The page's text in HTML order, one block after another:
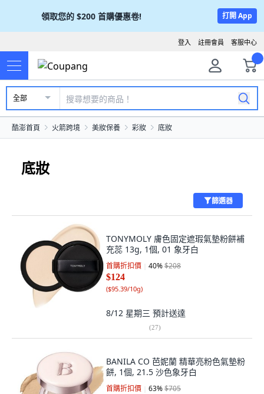
領取您的 $200 首購優惠卷! 打開 App
客服中心
註冊會員
登入
全部
酷澎首頁 火箭跨境 美妝保養 彩妝 底妝
底妝
篩選器
TONYMOLY 膚色固定遮瑕氣墊粉餅補
充蕊 13g, 1個, 01 象牙白
首購折扣價 40%$208
$124
($95.39/10g)
8/12 星期三 預計送達
(27)
BANILA CO 芭妮蘭 精華亮粉色氣墊粉
餅, 1個, 21.5 沙色象牙白
首購折扣價 63%$705